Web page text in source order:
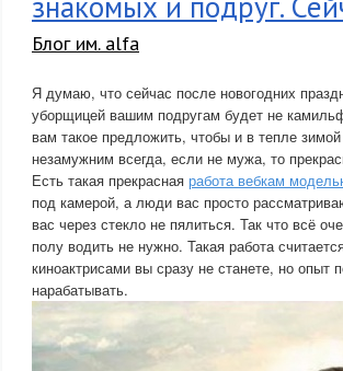
Блог им. alfa
Я думаю, что сейчас после новогодних
уборщицей вашим подругам будет не
вам такое предложить, чтобы и в тепле
незамужним всегда, если не мужа, то
Есть такая прекрасная работа вебкам
под камерой, а люди вас просто
вас через стекло не пялиться. Так что всё
полу водить не нужно. Такая работа
киноактрисами вы сразу не станете, но
нарабатывать.